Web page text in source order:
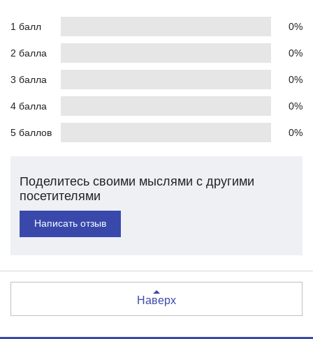
1 балл 0%
2 балла 0%
3 балла 0%
4 балла 0%
5 баллов 0%
Поделитесь своими мыслями с другими
посетителями
Написать отзыв
Наверх